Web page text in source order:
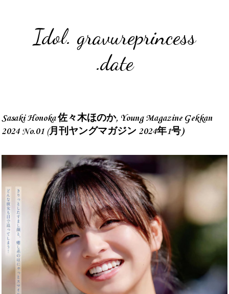
Idol. gravureprincess
.date
Sasaki Honoka 佐々木ほのか, Young Magazine Gekkan
2024 No.01 (月刊ヤングマガジン 2024年1号)